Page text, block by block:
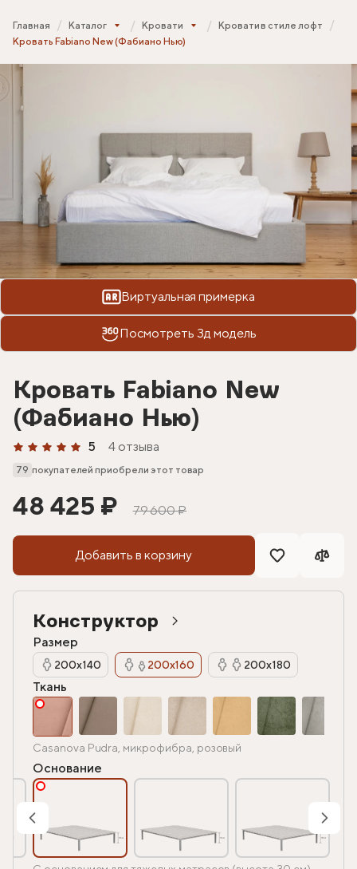
Главная Каталог Кровати
Кровати в стиле лофт
Кровать Fabiano New (Фабиано Нью)
Виртуальная примерка
Посмотреть 3д модель
Кровать Fabiano New
(Фабиано Нью)
5 4 отзыва
79 покупателей приобрели этот товар
48 425 ₽ 79 600 ₽
Добавить в корзину
Конструктор
Размер
200х140 200х160 200х180
Ткань
Casanova Pudra, микрофибра, розовый
Основание